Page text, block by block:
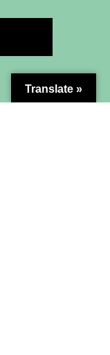
Translate »